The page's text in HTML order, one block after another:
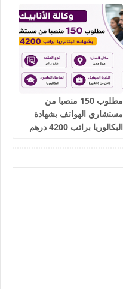
مطلوب 150 منصبا من
مستشاري الهواتف بشهادة
البكالوريا براتب 4200 درهم